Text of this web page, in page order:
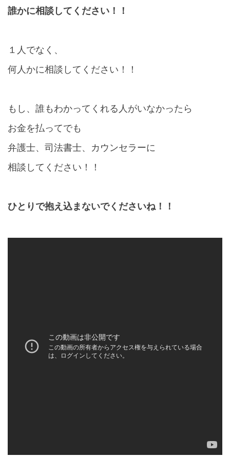
誰かに相談してください！！
１人でなく、
何人かに相談してください！！
もし、誰もわかってくれる人がいなかったら
お金を払ってでも
弁護士、司法書士、カウンセラーに
相談してください！！
ひとりで抱え込まないでくださいね！！